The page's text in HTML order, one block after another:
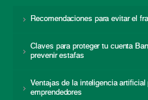
Recomendaciones para evitar el
Claves para proteger tu cuenta
prevenir estafas
Ventajas de la inteligencia artificial
emprendedores